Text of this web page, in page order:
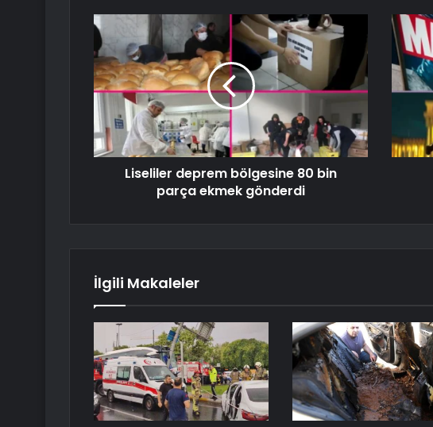
Liseliler deprem bölgesine 80 bin
parça ekmek gönderdi
İlgili Makaleler